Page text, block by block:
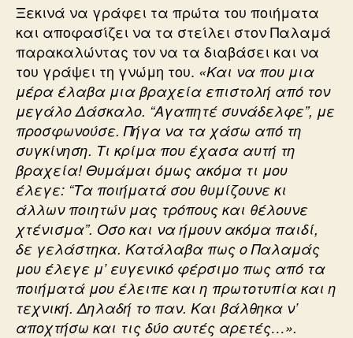
Ξεκινά να γράφει τα πρώτα του ποιήματα
και αποφασίζει να τα στείλει στον Παλαμά
παρακαλώντας τον να τα διαβάσει και να
του γράψει τη γνώμη του. «Και να που μια
μέρα έλαβα μια βραχεία επιστολή από τον
μεγάλο Δάσκαλο. “Αγαπητέ συνάδελφε”, με
προσφωνούσε. Πήγα να τα χάσω από τη
συγκίνηση. Τι κρίμα που έχασα αυτή τη
βραχεία! Θυμάμαι όμως ακόμα τι μου
έλεγε: “Τα ποιήματά σου θυμίζουνε κι
άλλων ποιητών μας τρόπους και θέλουνε
χτένισμα”. Οσο και να ήμουν ακόμα παιδί,
δε γελάστηκα. Κατάλαβα πως ο Παλαμάς
μου έλεγε μ’ ευγενικό φέρσιμο πως από τα
ποιήματά μου έλειπε και η πρωτοτυπία και η
τεχνική. Δηλαδή το παν. Και βάλθηκα ν’
αποχτήσω και τις δύο αυτές αρετές…».